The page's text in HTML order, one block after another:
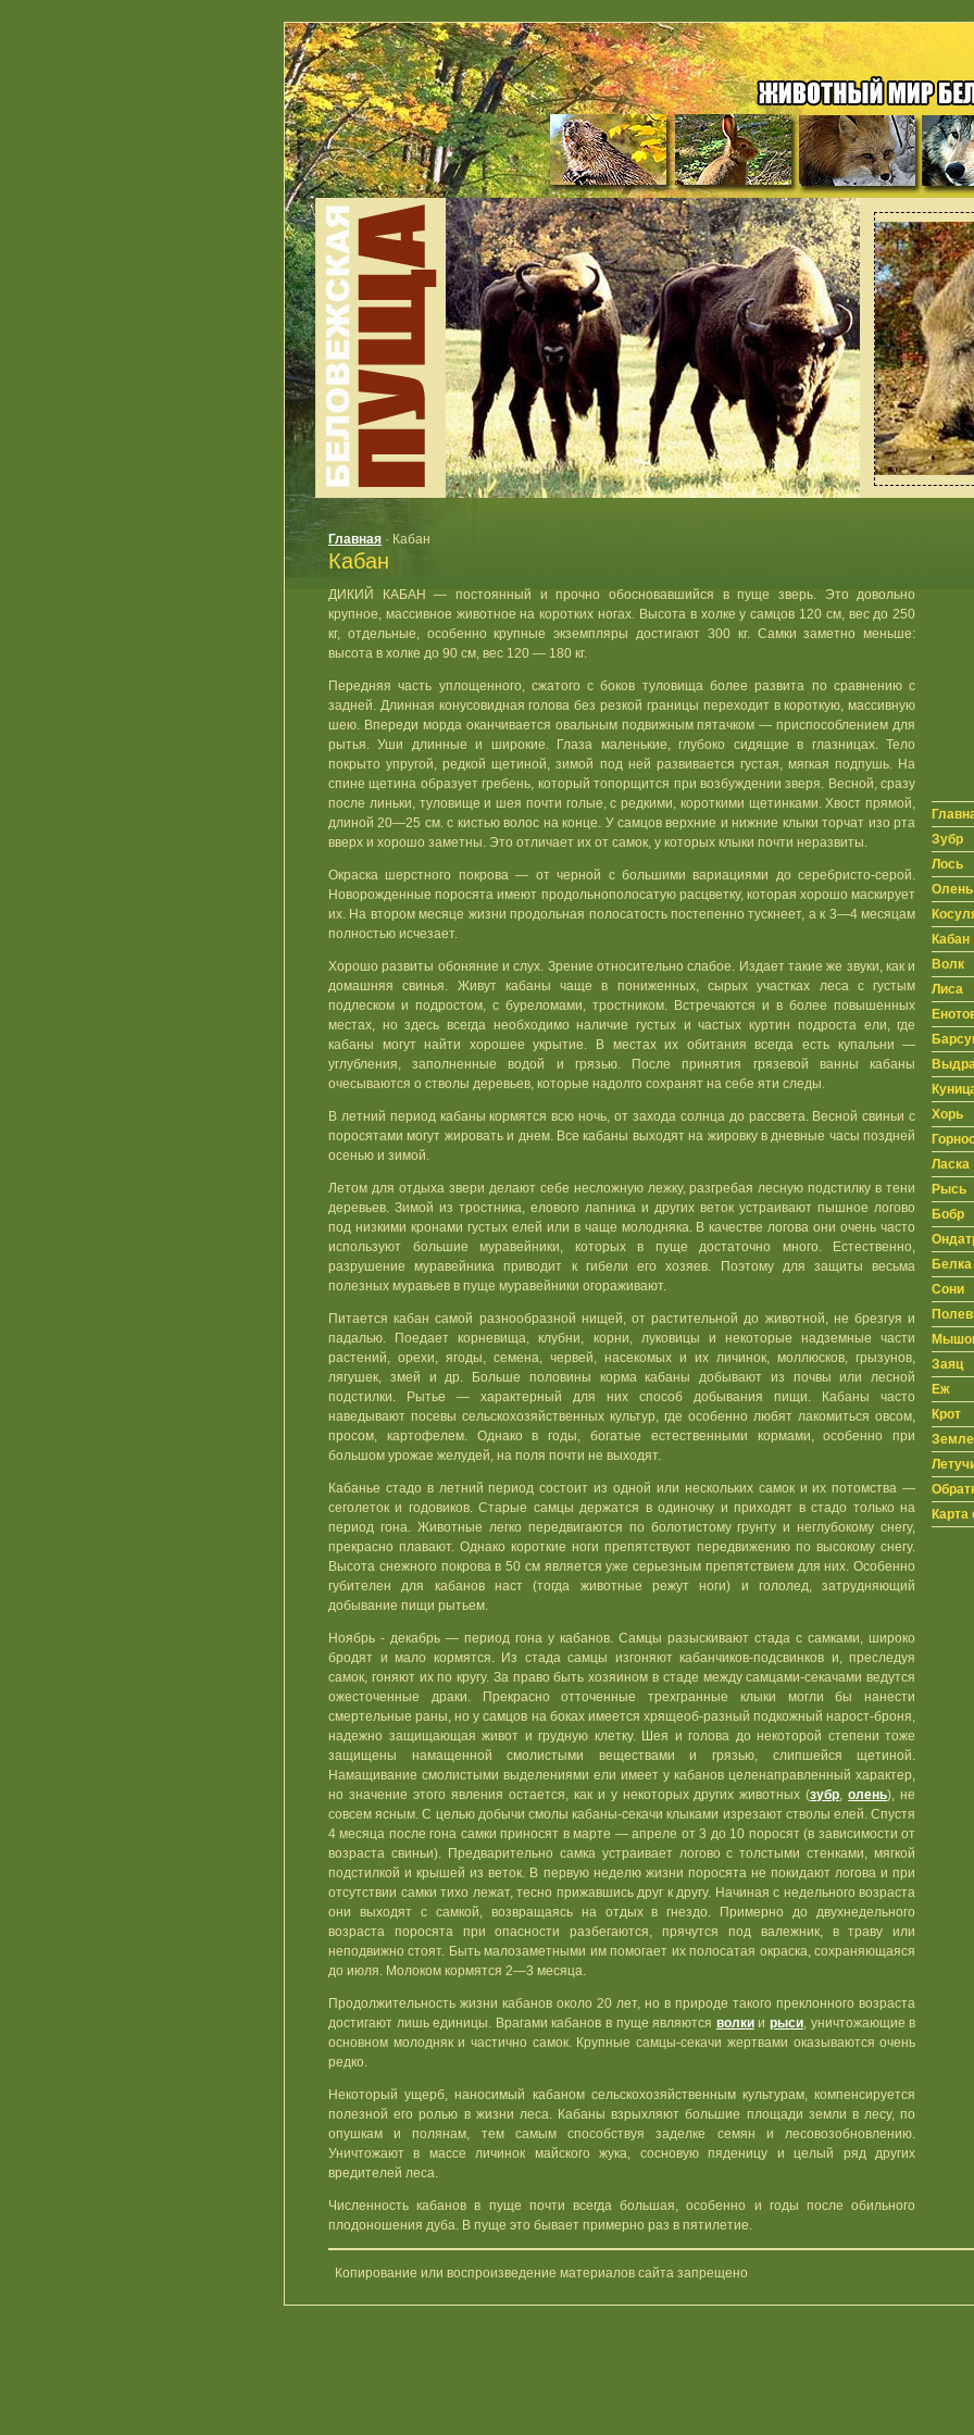
Зубр
Лось
Олень
Кабан
Волк
Лиса
Хорь
Ласка
Рысь
Бобр
Белка
Сони
Заяц
Еж
Крот
Карта
Главная · Кабан
Кабан
ДИКИЙ КАБАН — постоянный и прочно обосновавшийся в пуще зверь. Это довольно
крупное, массивное животное на коротких ногах. Высота в холке у самцов 120 см, вес до 250
кг, отдельные, особенно крупные экземпляры достигают 300 кг. Самки заметно меньше:
высота в холке до 90 см, вес 120 — 180 кг.
Передняя часть уплощенного, сжатого с боков туловища более развита по сравнению с
задней. Длинная конусовидная голова без резкой границы переходит в короткую, массивную
шею. Впереди морда оканчивается овальным подвижным пятачком — приспособлением для
рытья. Уши длинные и широкие. Глаза маленькие, глубоко сидящие в глазницах. Тело
покрыто упругой, редкой щетиной, зимой под ней развивается густая, мягкая подпушь. На
спине щетина образует гребень, который топорщится при возбуждении зверя. Весной, сразу
после линьки, туловище и шея почти голые, с редкими, короткими щетинками. Хвост прямой,
длиной 20—25 см. с кистью волос на конце. У самцов верхние и нижние клыки торчат изо рта
вверх и хорошо заметны. Это отличает их от самок, у которых клыки почти неразвиты.
Окраска шерстного покрова — от черной с большими вариациями до серебристо-серой.
Новорожденные поросята имеют продольнополосатую расцветку, которая хорошо маскирует
их. На втором месяце жизни продольная полосатость постепенно тускнеет, а к 3—4 месяцам
полностью исчезает.
Хорошо развиты обоняние и слух. Зрение относительно слабое. Издает такие же звуки, как и
домашняя свинья. Живут кабаны чаще в пониженных, сырых участках леса с густым
подлеском и подростом, с буреломами, тростником. Встречаются и в более повышенных
местах, но здесь всегда необходимо наличие густых и частых куртин подроста ели, где
кабаны могут найти хорошее укрытие. В местах их обитания всегда есть купальни —
углубления, заполненные водой и грязью. После принятия грязевой ванны кабаны
очесываются о стволы деревьев, которые надолго сохранят на себе яти следы.
В летний период кабаны кормятся всю ночь, от захода солнца до рассвета. Весной свиньи с
поросятами могут жировать и днем. Все кабаны выходят на жировку в дневные часы поздней
осенью и зимой.
Летом для отдыха звери делают себе несложную лежку, разгребая лесную подстилку в тени
деревьев. Зимой из тростника, елового лапника и других веток устраивают пышное логово
под низкими кронами густых елей или в чаще молодняка. В качестве логова они очень часто
используют большие муравейники, которых в пуще достаточно много. Естественно,
разрушение муравейника приводит к гибели его хозяев. Поэтому для защиты весьма
полезных муравьев в пуще муравейники огораживают.
Питается кабан самой разнообразной нищей, от растительной до животной, не брезгуя и
падалью. Поедает корневища, клубни, корни, луковицы и некоторые надземные части
растений, орехи, ягоды, семена, червей, насекомых и их личинок, моллюсков, грызунов,
лягушек, змей и др. Больше половины корма кабаны добывают из почвы или лесной
подстилки. Рытье — характерный для них способ добывания пищи. Кабаны часто
наведывают посевы сельскохозяйственных культур, где особенно любят лакомиться овсом,
просом, картофелем. Однако в годы, богатые естественными кормами, особенно при
большом урожае желудей, на поля почти не выходят.
Кабанье стадо в летний период состоит из одной или нескольких самок и их потомства —
сеголеток и годовиков. Старые самцы держатся в одиночку и приходят в стадо только на
период гона. Животные легко передвигаются по болотистому грунту и неглубокому снегу,
прекрасно плавают. Однако короткие ноги препятствуют передвижению по высокому снегу.
Высота снежного покрова в 50 см является уже серьезным препятствием для них. Особенно
губителен для кабанов наст (тогда животные режут ноги) и гололед, затрудняющий
добывание пищи рытьем.
Ноябрь - декабрь — период гона у кабанов. Самцы разыскивают стада с самками, широко
бродят и мало кормятся. Из стада самцы изгоняют кабанчиков-подсвинков и, преследуя
самок, гоняют их по кругу. За право быть хозяином в стаде между самцами-секачами ведутся
ожесточенные драки. Прекрасно отточенные трехгранные клыки могли бы нанести
смертельные раны, но у самцов на боках имеется хрящеоб-разный подкожный нарост-броня,
надежно защищающая живот и грудную клетку. Шея и голова до некоторой степени тоже
защищены намащенной смолистыми веществами и грязью, слипшейся щетиной.
Намащивание смолистыми выделениями ели имеет у кабанов целенаправленный характер,
но значение этого явления остается, как и у некоторых других животных (зубр,олень), не
совсем ясным. С целью добычи смолы кабаны-секачи клыками изрезают стволы елей. Спустя
4 месяца после гона самки приносят в марте — апреле от 3 до 10 поросят (в зависимости от
возраста свиньи). Предварительно самка устраивает логово с толстыми стенками, мягкой
подстилкой и крышей из веток. В первую неделю жизни поросята не покидают логова и при
отсутствии самки тихо лежат, тесно прижавшись друг к другу. Начиная с недельного возраста
они выходят с самкой, возвращаясь на отдых в гнездо. Примерно до двухнедельного
возраста поросята при опасности разбегаются, прячутся под валежник, в траву или
неподвижно стоят. Быть малозаметными им помогает их полосатая окраска, сохраняющаяся
до июля. Молоком кормятся 2—3 месяца.
Продолжительность жизни кабанов около 20 лет, но в природе такого преклонного возраста
достигают лишь единицы. Врагами кабанов в пуще являются волкии рыси, уничтожающие в
основном молодняк и частично самок. Крупные самцы-секачи жертвами оказываются очень
редко.
Некоторый ущерб, наносимый кабаном сельскохозяйственным культурам, компенсируется
полезной его ролью в жизни леса. Кабаны взрыхляют большие площади земли в лесу, по
опушкам и полянам, тем самым способствуя заделке семян и лесовозобновлению.
Уничтожают в массе личинок майского жука, сосновую пяденицу и целый ряд других
вредителей леса.
Численность кабанов в пуще почти всегда большая, особенно и годы после обильного
плодоношения дуба. В пуще это бывает примерно раз в пятилетие.
Копирование или воспроизведение материалов сайта запрещено